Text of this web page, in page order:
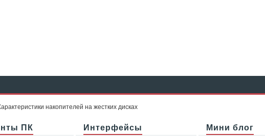
накопителей на жестких дисках
ПК Интерфейсы Мини блог